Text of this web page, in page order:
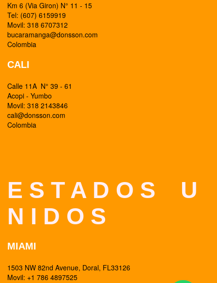
Km 6 (Via Giron) N° 11 - 15
Tel: (607) 6159919
Movil: 318 6707312
bucaramanga@donsson.com
Colombia
CALI
Calle 11A N° 39 - 61
Acopi - Yumbo
Movil: 318 2143846
cali@donsson.com
Colombia
E S T A D O S U
N I D O S
MIAMI
1503 NW 82nd Avenue, Doral, FL33126
Movil: +1 786 4897525